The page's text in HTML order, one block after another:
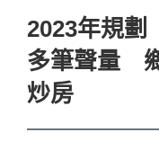
2023年規劃
多筆聲量
炒房